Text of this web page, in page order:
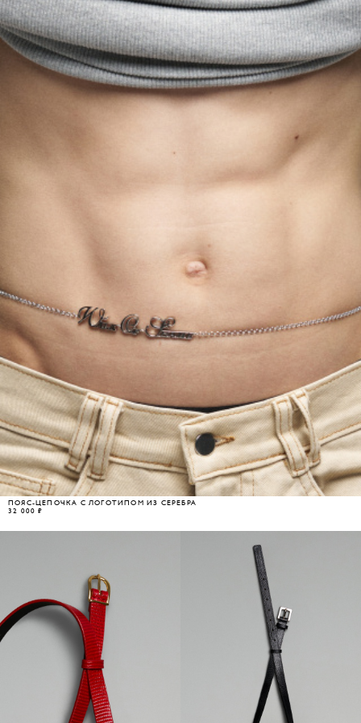
ПОЯС-ЦЕПОЧКА С ЛОГОТИПОМ ИЗ СЕРЕБРА
32 000 ₽